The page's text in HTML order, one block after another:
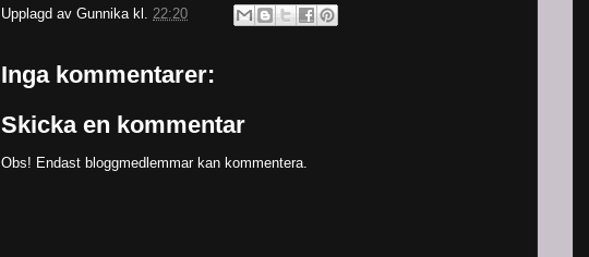
Upplagd av Gunnika kl. 22:20
Inga kommentarer:
Skicka en kommentar
Obs! Endast bloggmedlemmar kan kommentera.